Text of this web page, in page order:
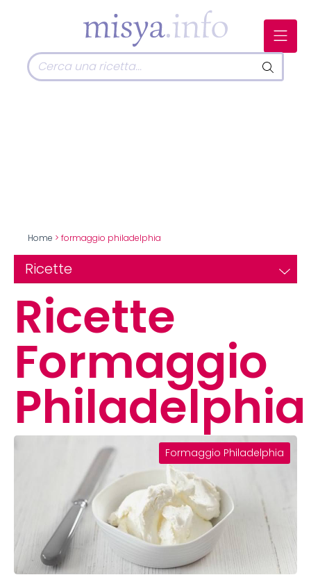
Home > formaggio philadelphia
Ricette
Ricette
Formaggio
Philadelphia
Formaggio Philadelphia